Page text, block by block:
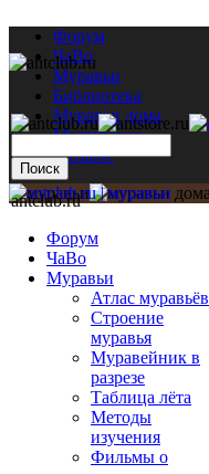
Форум
ЧаВо
Муравьи
Библиотека
Муравьи дома
Мастерская
Каталог
antclub.ru
Форум
ЧаВо
Муравьи
Атлас муравьёв
Строение
муравья
Муравейник в
разрезе
Таблица лёта
Методы
изучения
Фильмы о